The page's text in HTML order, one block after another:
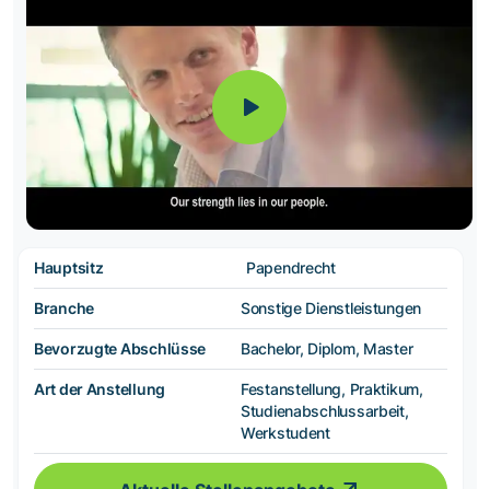
Hauptsitz Papendrecht
Branche Sonstige Dienstleistungen
Bevorzugte Abschlüsse Bachelor, Diplom, Master
Art der Anstellung
Festanstellung, Praktikum,
Studienabschlussarbeit,
Werkstudent